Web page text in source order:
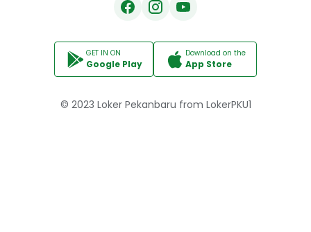
GET IN ON
Google Play
Download on the
App Store
© 2023 Loker Pekanbaru from LokerPKU1